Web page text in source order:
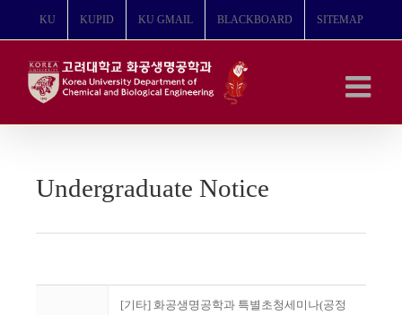
뛰
KU KUPID KU GMAIL BLACKBOARD SITEMAP
Undergraduate Notice
[기타] 화공생명공학과 특별초청세미나(공정